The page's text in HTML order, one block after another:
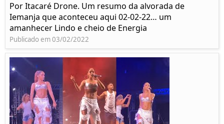
Por Itacaré Drone. Um resumo da alvorada de
Iemanja que aconteceu aqui 02-02-22… um
amanhecer Lindo e cheio de Energia
Publicado em 03/02/2022